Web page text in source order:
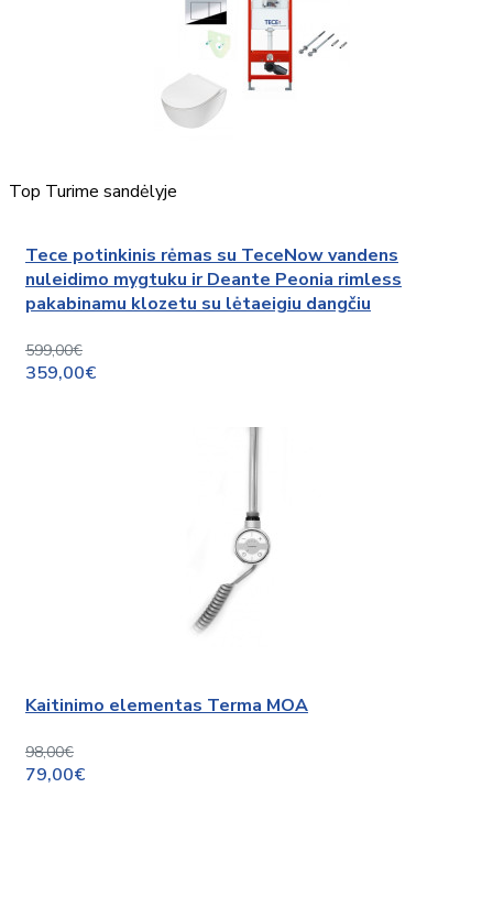
Top Turime sandėlyje
Tece potinkinis rėmas su TeceNow vandens
nuleidimo mygtuku ir Deante Peonia rimless
pakabinamu klozetu su lėtaeigiu dangčiu
599,00€
359,00€
Kaitinimo elementas Terma MOA
98,00€
79,00€